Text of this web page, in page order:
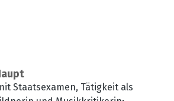
Staatsexamen, Tätigkeit als